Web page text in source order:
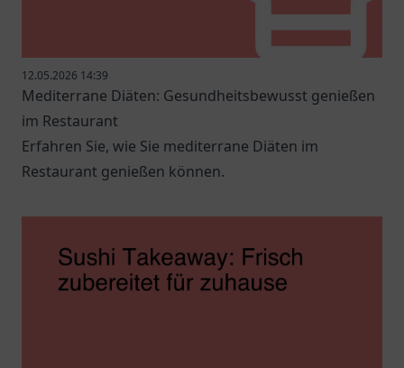
12.05.2026 14:39
Mediterrane Diäten: Gesundheitsbewusst genießen
im Restaurant
Erfahren Sie, wie Sie mediterrane Diäten im
Restaurant genießen können.